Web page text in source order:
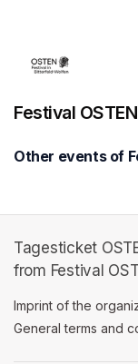
Festival OSTEN
Other events of
Tagesticket
from Festival
Imprint of the
General terms and